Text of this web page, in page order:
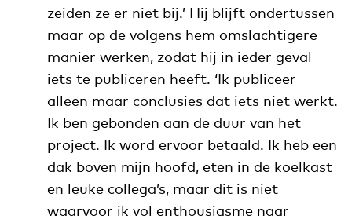
zeiden ze er niet bij.’ Hij blijft ondertussen
maar op de volgens hem omslachtigere
manier werken, zodat hij in ieder geval
iets te publiceren heeft. ‘Ik publiceer
alleen maar conclusies dat iets niet werkt.
Ik ben gebonden aan de duur van het
project. Ik word ervoor betaald. Ik heb een
dak boven mijn hoofd, eten in de koelkast
en leuke collega’s, maar dit is niet
waarvoor ik vol enthousiasme naar